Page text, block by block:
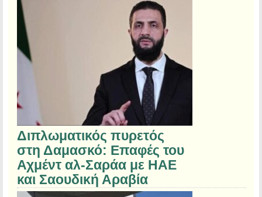
Διπλωματικός πυρετός
στη Δαμασκό: Επαφές του
Αχμέντ αλ-Σαράα με ΗΑΕ
και Σαουδική Αραβία